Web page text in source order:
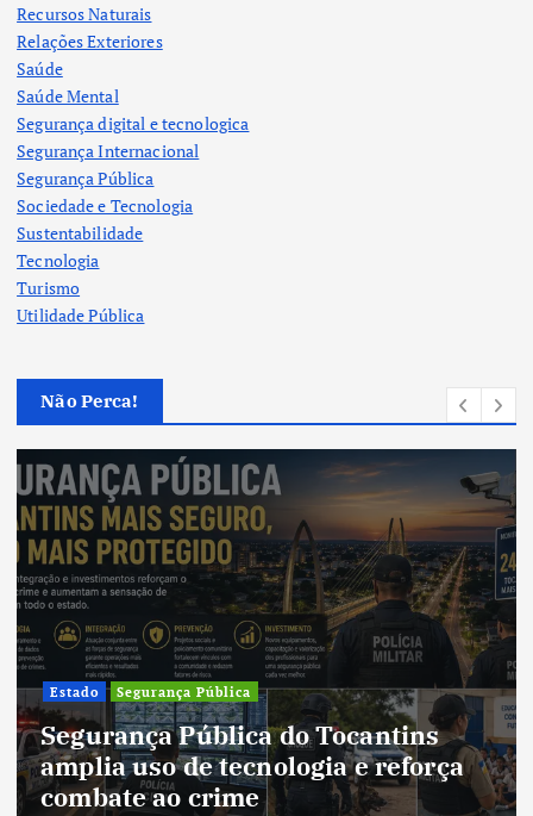
Recursos Naturais
Relações Exteriores
Saúde
Saúde Mental
Segurança digital e tecnologica
Segurança Internacional
Segurança Pública
Sociedade e Tecnologia
Sustentabilidade
Tecnologia
Turismo
Utilidade Pública
Não Perca!
Estado Segurança Pública
Segurança Pública do Tocantins
amplia uso de tecnologia e reforça
combate ao crime